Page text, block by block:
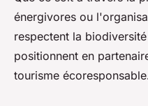
énergivores ou
respectent la
positionnent en
tourisme